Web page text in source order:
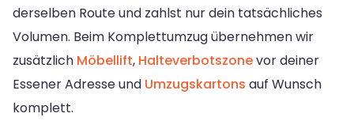
derselben Route und zahlst nur dein tatsächliches
Volumen. Beim Komplettumzug übernehmen wir
zusätzlich Möbellift, Halteverbotszonevor deiner
Essener Adresse und Umzugskartons auf Wunsch
komplett.